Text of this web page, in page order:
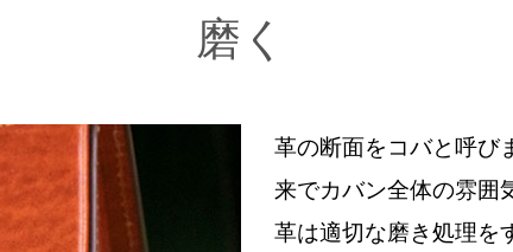
磨く
革の断面をコバと呼び
来でカバン全体の雰囲
革は適切な磨き処理を